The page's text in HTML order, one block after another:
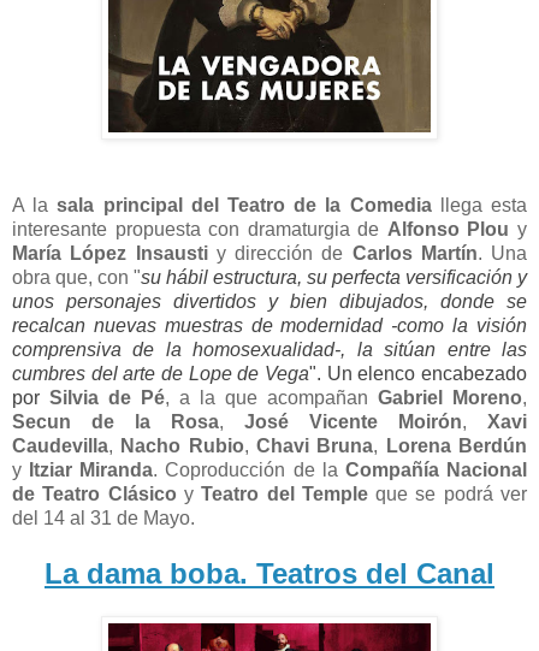
A lasala principal del Teatro de la Comediallega esta
interesante propuesta con dramaturgia de Alfonso Plou y
María López Insaustiy dirección de Carlos Martín. Una
obra que, con "su hábil estructura, su perfecta versificación y
unos personajes divertidos y bien dibujados, donde se
recalcan nuevas muestras de modernidad -como la visión
comprensiva de la homosexualidad-, la sitúan entre las
cumbres del arte de Lope de Vega". Un elenco encabezado
por Silvia de Pé, a la que acompañan Gabriel Moreno,
Secun de la Rosa, José Vicente Moirón,
Xavi
Caudevilla, Nacho Rubio, Chavi Bruna,
Lorena Berdún
y Itziar Miranda.Coproducción de la Compañía Nacional
de Teatro Clásico yTeatro del Templeque se podrá ver
del 14 al 31 de Mayo.
La dama boba. Teatros del Canal